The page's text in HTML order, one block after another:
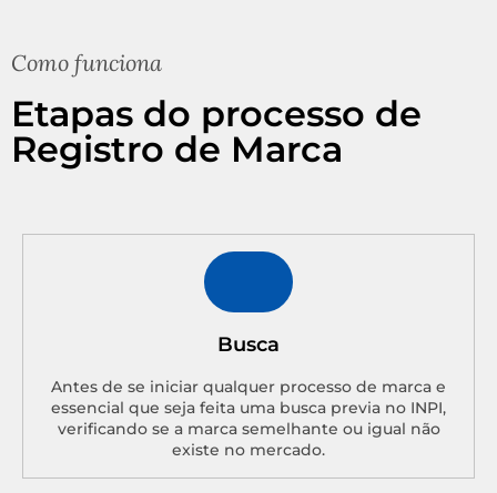
Como funciona
Etapas do processo de
Registro de Marca
Busca
Antes de se iniciar qualquer processo de marca e
essencial que seja feita uma busca previa no INPI,
verificando se a marca semelhante ou igual não
existe no mercado.